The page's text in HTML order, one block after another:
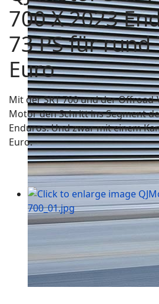
700 X 2023
73 PS für rund
Euro
Mit der SRT 700 und der Offroad-
Motor den Schritt ins Segment
Enduros. Und zwar mit einem
Euro.